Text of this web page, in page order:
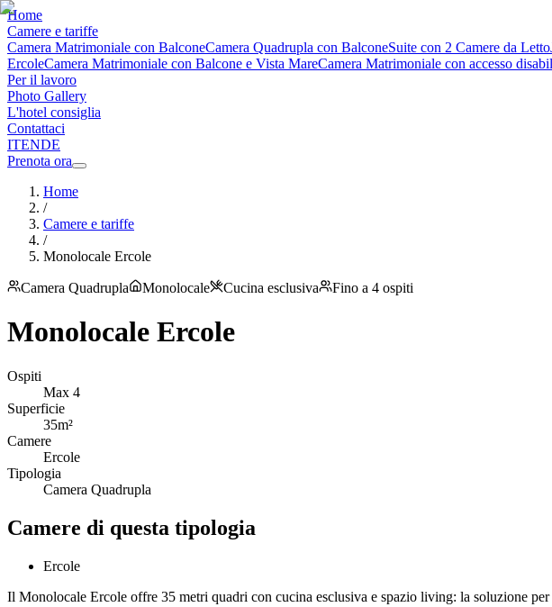
Home
Camere e tariffe
Camera Matrimoniale con BalconeCamera Quadrupla con BalconeSuite con 2 Camere da Letto
ErcoleCamera Matrimoniale con Balcone e Vista MareCamera Matrimoniale con accesso
Per il lavoro
Photo Gallery
L'hotel consiglia
Contattaci
ITENDE
Prenota ora
Home
/
Camere e tariffe
/
Monolocale Ercole
Camera Quadrupla Monolocale Cucina esclusiva Fino a 4 ospiti
Monolocale Ercole
Ospiti
Max 4
Superficie
35m²
Camere
Ercole
Tipologia
Camera Quadrupla
Camere di questa tipologia
Ercole
Il Monolocale Ercole offre 35 metri quadri con cucina esclusiva e spazio living: la soluzione